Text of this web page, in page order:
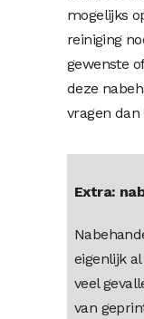
mogelijks
reiniging
gewenste
deze
vragen
Extra:
eigenlijk
veel
van